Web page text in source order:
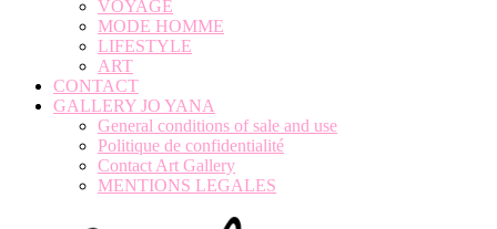
VOYAGE
MODE HOMME
LIFESTYLE
ART
CONTACT
GALLERY JO YANA
General conditions of sale and use
Politique de confidentialité
Contact Art Gallery
MENTIONS LEGALES